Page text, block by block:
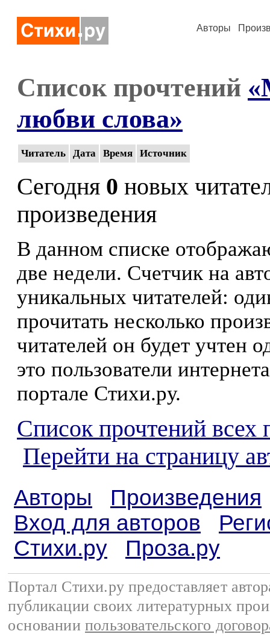
Авторы
Список прочтений
любви слова»
Читатель Дата Время Источник
Сегодня 0 новых
произведения
В данном списке
две недели. Счетчик на
уникальных читателей:
прочитать несколько
читателей он будет учтен
это пользователи
портале Стихи.ру.
Список прочтений всех
Перейти на страницу
Авторы
Произведения
Вход для авторов
Стихи.ру
Проза.ру
Портал Стихи.ру предоставляет
публикации своих литературных
основании пользовательского